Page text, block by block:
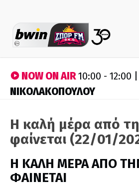
NOW ON AIR10:00 - 12:00 |
ΝΙΚΟΛΑΚΟΠΟΥΛΟΥ
H καλή μέρα από
φαίνεται (22/01/
H ΚΑΛΗ ΜΕΡΑ ΑΠΟ
ΦΑΙΝΕΤΑΙ